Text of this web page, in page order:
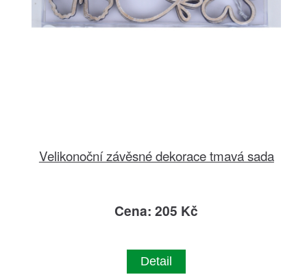
Velikonoční závěsné dekorace tmavá sada
Cena: 205 Kč
Detail